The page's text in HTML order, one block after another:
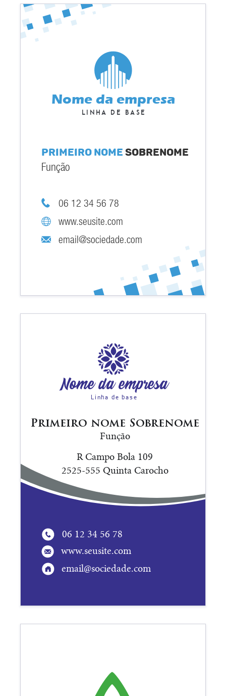
Nome da empresa
Linha de base
email@sociedade.com
06 12 34 56 78
www.seusite.com
Função
Primeiro nomeSobrenome
Nome da empresa
Linha de base
email@sociedade.com
06 12 34 56 78
www.seusite.com
Função
R Campo Bola 109
2525-555 Quinta Carocho
Primeiro nome Sobrenome